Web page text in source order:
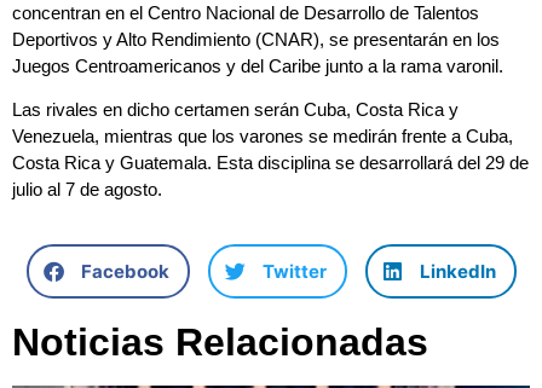
concentran en el Centro Nacional de Desarrollo de Talentos
Deportivos y Alto Rendimiento (CNAR), se presentarán en los
Juegos Centroamericanos y del Caribe junto a la rama varonil.
Las rivales en dicho certamen serán Cuba, Costa Rica y
Venezuela, mientras que los varones se medirán frente a Cuba,
Costa Rica y Guatemala. Esta disciplina se desarrollará del 29 de
julio al 7 de agosto.
Facebook Twitter LinkedIn
Noticias Relacionadas